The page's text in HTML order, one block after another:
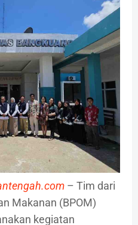
– Tim dari
Makanan (BPOM)
kegiatan